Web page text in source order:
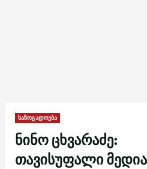
საზოგადოება
ნინო ცხვარაძე:
თავისუფალი მედია